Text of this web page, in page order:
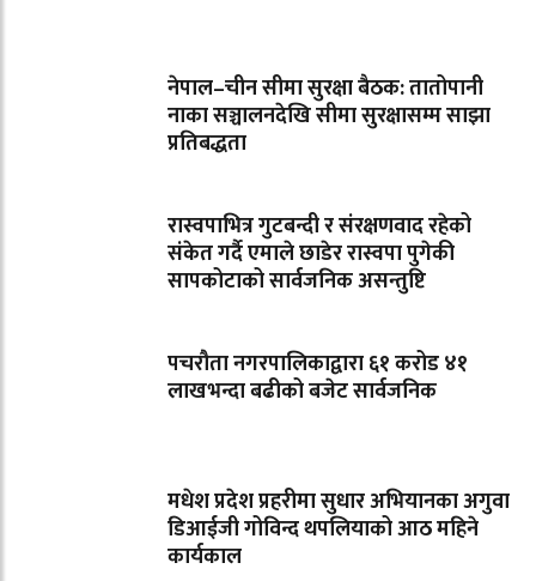
नेपाल–चीन सीमा सुरक्षा बैठक: तातोपानी
नाका सञ्चालनदेखि सीमा सुरक्षासम्म साझा
प्रतिबद्धता
रास्वपाभित्र गुटबन्दी र संरक्षणवाद रहेको
संकेत गर्दै एमाले छाडेर रास्वपा पुगेकी
सापकोटाको सार्वजनिक असन्तुष्टि
पचरौता नगरपालिकाद्वारा ६१ करोड ४१
लाखभन्दा बढीको बजेट सार्वजनिक
मधेश प्रदेश प्रहरीमा सुधार अभियानका अगुवा
डिआईजी गोविन्द थपलियाको आठ महिने
कार्यकाल